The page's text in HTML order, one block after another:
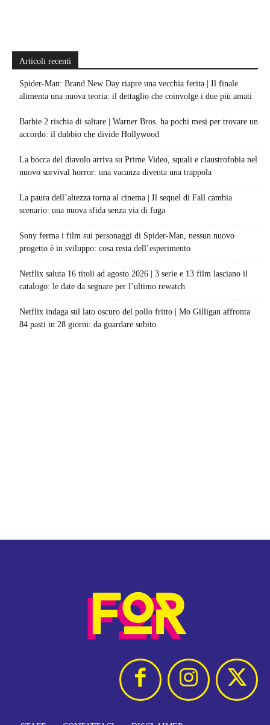
Articoli recenti
Spider-Man: Brand New Day riapre una vecchia ferita | Il finale
alimenta una nuova teoria: il dettaglio che coinvolge i due più amati
Barbie 2 rischia di saltare | Warner Bros. ha pochi mesi per trovare un
accordo: il dubbio che divide Hollywood
La bocca del diavolo arriva su Prime Video, squali e claustrofobia nel
nuovo survival horror: una vacanza diventa una trappola
La paura dell’altezza torna al cinema | Il sequel di Fall cambia
scenario: una nuova sfida senza via di fuga
Sony ferma i film sui personaggi di Spider-Man, nessun nuovo
progetto è in sviluppo: cosa resta dell’esperimento
Netflix saluta 16 titoli ad agosto 2026 | 3 serie e 13 film lasciano il
catalogo: le date da segnare per l’ultimo rewatch
Netflix indaga sul lato oscuro del pollo fritto | Mo Gilligan affronta
84 pasti in 28 giorni: da guardare subito